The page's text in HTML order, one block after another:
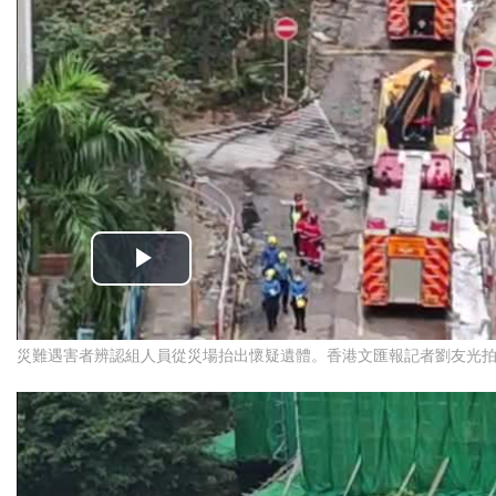
災難遇害者辨認組人員從災場抬出懷疑遺體。香港文匯報記者劉友光